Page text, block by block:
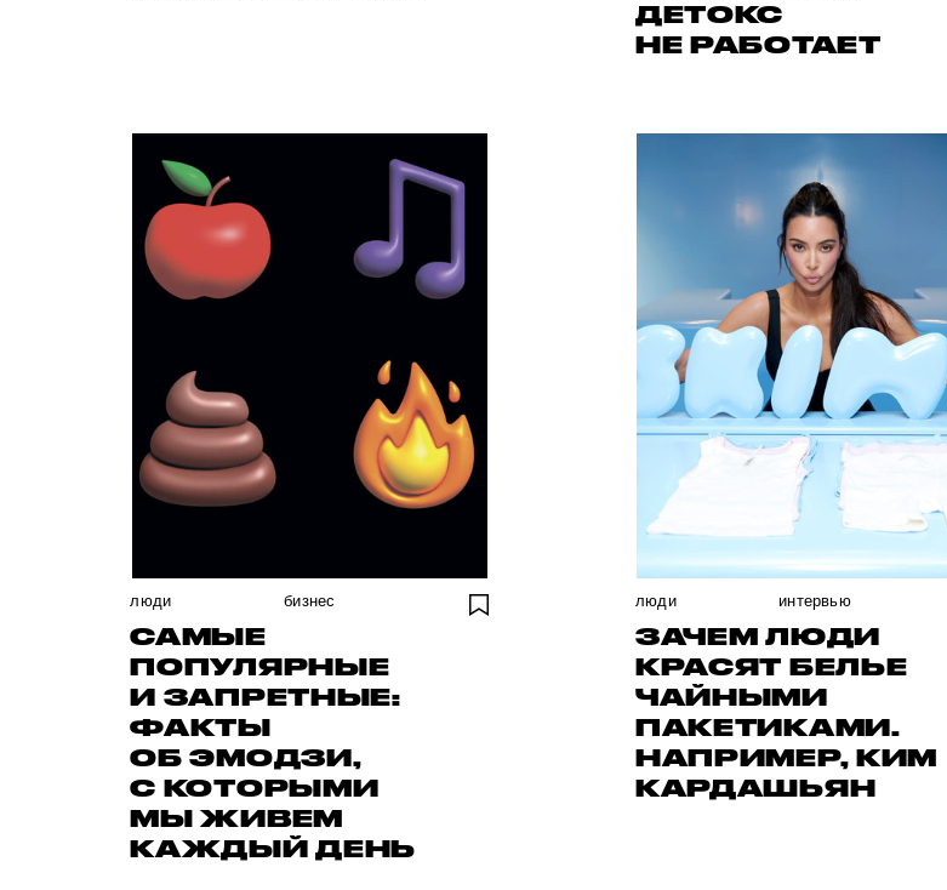
ДЕТОКС
НЕ РАБОТАЕТ
люди бизнес
САМЫЕ
ПОПУЛЯРНЫЕ
И ЗАПРЕТНЫЕ:
ФАКТЫ
ОБ ЭМОДЗИ,
С КОТОРЫМИ
МЫ ЖИВЕМ
КАЖДЫЙ ДЕНЬ
люди интервью
ЗАЧЕМ ЛЮДИ
КРАСЯТ БЕЛЬЕ
ЧАЙНЫМИ
ПАКЕТИКАМИ.
НАПРИМЕР, КИМ
КАРДАШЬЯН